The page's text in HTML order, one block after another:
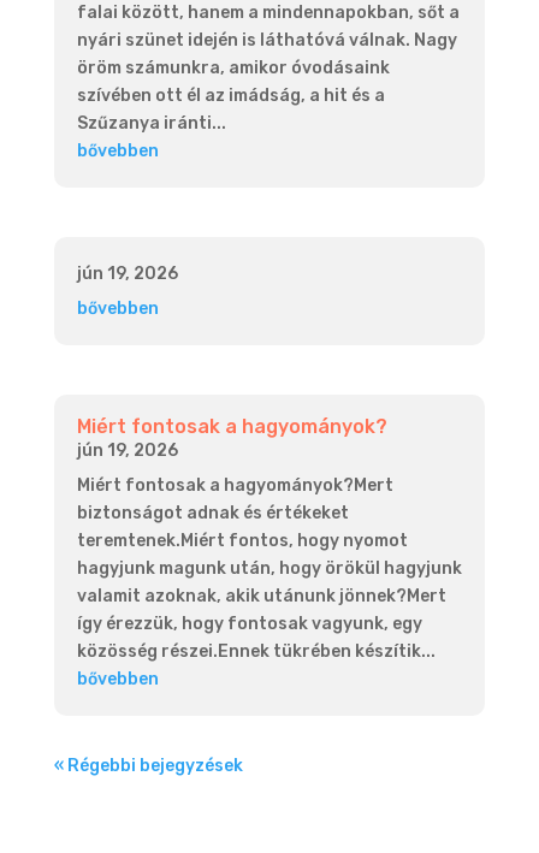
falai között, hanem a mindennapokban, sőt a
nyári szünet idején is láthatóvá válnak. Nagy
öröm számunkra, amikor óvodásaink
szívében ott él az imádság, a hit és a
Szűzanya iránti...
bővebben
jún 19, 2026
bővebben
Miért fontosak a hagyományok?
jún 19, 2026
Miért fontosak a hagyományok?Mert
biztonságot adnak és értékeket
teremtenek.Miért fontos, hogy nyomot
hagyjunk magunk után, hogy örökül hagyjunk
valamit azoknak, akik utánunk jönnek?Mert
így érezzük, hogy fontosak vagyunk, egy
közösség részei.Ennek tükrében készítik...
bővebben
« Régebbi bejegyzések